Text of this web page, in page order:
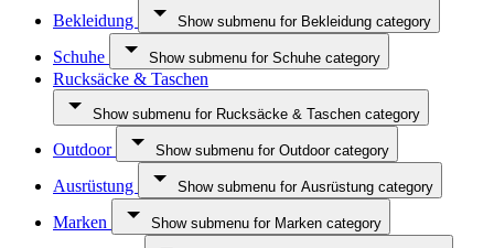
Bekleidung Show submenu for Bekleidung category
Schuhe Show submenu for Schuhe category
Rucksäcke & Taschen
Show submenu for Rucksäcke & Taschen category
Outdoor Show submenu for Outdoor category
Ausrüstung Show submenu for Ausrüstung category
Marken Show submenu for Marken category